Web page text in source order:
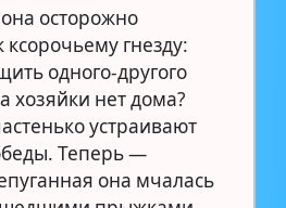
осторожно
ксорочьему гнезду:
одного-другого
хозяйки нет дома?
устраивают
Теперь —
она мчалась